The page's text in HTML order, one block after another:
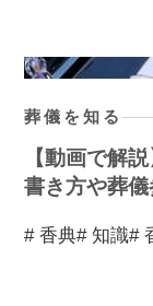
葬儀を知る
【動画で解
書き方や葬
# 香典# 知識#